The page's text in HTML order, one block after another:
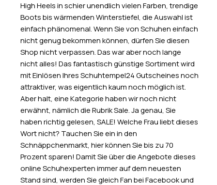
High Heels in schier unendlich vielen Farben, trendige
Boots bis wärmenden Winterstiefel, die Auswahl ist
einfach phänomenal. Wenn Sie von Schuhen einfach
nicht genug bekommen können, dürfen Sie diesen
Shop nicht verpassen. Das war aber noch lange
nicht alles! Das fantastisch günstige Sortiment wird
mit Einlösen Ihres Schuhtempel24 Gutscheines noch
attraktiver, was eigentlich kaum noch möglich ist.
Aber halt, eine Kategorie haben wir noch nicht
erwähnt, nämlich die Rubrik Sale. Ja genau, Sie
haben richtig gelesen, SALE! Welche Frau liebt dieses
Wort nicht? Tauchen Sie ein in den
Schnäppchenmarkt, hier können Sie bis zu 70
Prozent sparen! Damit Sie über die Angebote dieses
online Schuhexperten immer auf dem neuesten
Stand sind, werden Sie gleich Fan bei Facebook und